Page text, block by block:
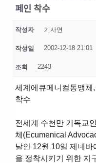
페인 착수
작성자 기사연
작성일 2002-12-18 21:01
조회 2243
세계에큐메니컬동맹체
착수
전세계 수천만 기독교
체(Ecumenical
날인 12월 10일 제네바
을 정착시키기 위한 지